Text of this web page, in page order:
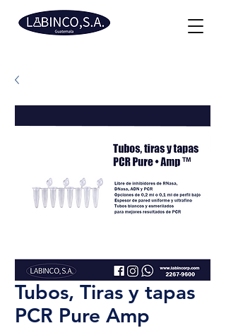
Tubos, Tiras y tapas
PCR Pure Amp